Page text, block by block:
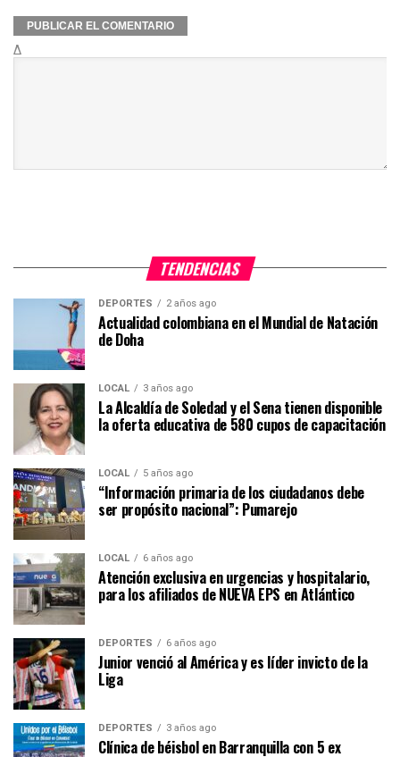
Δ
TENDENCIAS
DEPORTES 2 años ago
Actualidad colombiana en el Mundial de Natación
de Doha
LOCAL 3 años ago
La Alcaldía de Soledad y el Sena tienen disponible
la oferta educativa de 580 cupos de capacitación
LOCAL 5 años ago
“Información primaria de los ciudadanos debe
ser propósito nacional”: Pumarejo
LOCAL 6 años ago
Atención exclusiva en urgencias y hospitalario,
para los afiliados de NUEVA EPS en Atlántico
DEPORTES 6 años ago
Junior venció al América y es líder invicto de la
Liga
DEPORTES 3 años ago
Clínica de béisbol en Barranquilla con 5 ex